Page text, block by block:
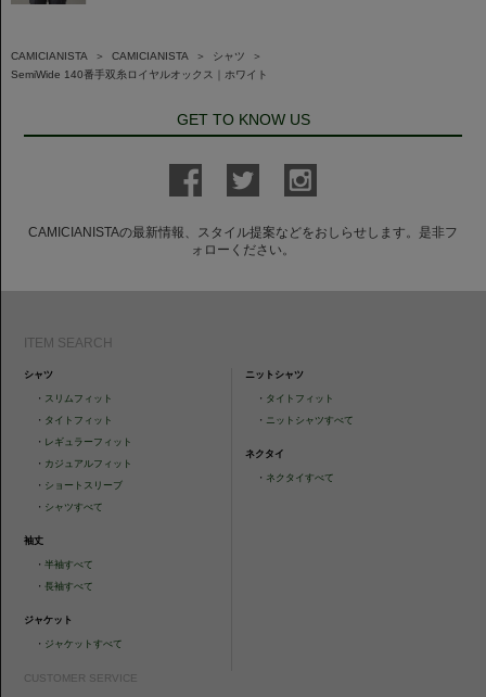
CAMICIANISTA ＞ CAMICIANISTA ＞ シャツ ＞
SemiWide 140番手双糸ロイヤルオックス｜ホワイト
GET TO KNOW US
CAMICIANISTAの最新情報、スタイル提案などをおしらせします。是非フ
ォローください。
ITEM SEARCH
シャツ
・ スリムフィット
・ タイトフィット
・ レギュラーフィット
・ カジュアルフィット
・ ショートスリーブ
・ シャツすべて
袖丈
・半袖すべて
・長袖すべて
ジャケット
・ ジャケットすべて
ニットシャツ
・ タイトフィット
・ ニットシャツすべて
ネクタイ
・ ネクタイすべて
CUSTOMER SERVICE